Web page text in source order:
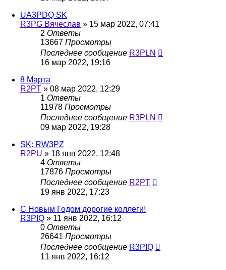
UA3PDQ SK
R3PG Вячеслав » 15 мар 2022, 07:41
2 Ответы
13667 Просмотры
Последнее сообщение R3PLN
16 мар 2022, 19:16
8 Марта
R2PT » 08 мар 2022, 12:29
1 Ответы
11978 Просмотры
Последнее сообщение R3PLN
09 мар 2022, 19:28
SK: RW3PZ
R2PU » 18 янв 2022, 12:48
4 Ответы
17876 Просмотры
Последнее сообщение R2PT
19 янв 2022, 17:23
С Новым Годом дорогие коллеги!
R3PIQ » 11 янв 2022, 16:12
0 Ответы
26641 Просмотры
Последнее сообщение R3PIQ
11 янв 2022, 16:12